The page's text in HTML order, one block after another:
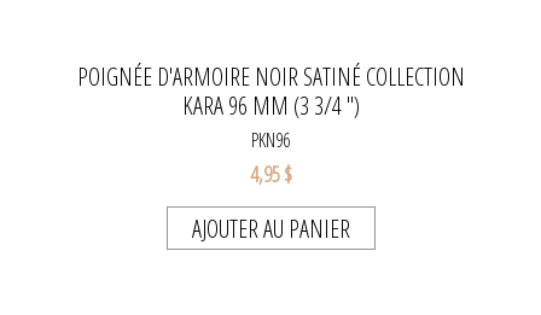
POIGNÉE D'ARMOIRE NOIR SATINÉ COLLECTION
KARA 96 MM (3 3/4 ")
PKN96
4,95 $
AJOUTER AU PANIER